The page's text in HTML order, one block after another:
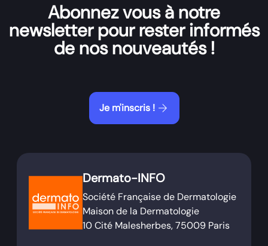
Abonnez vous à notre
newsletter pour rester informés
de nos nouveautés !
Je m'inscris ! arrow_forward
Dermato-INFO
Société Française de Dermatologie
Maison de la Dermatologie
10 Cité Malesherbes, 75009 Paris